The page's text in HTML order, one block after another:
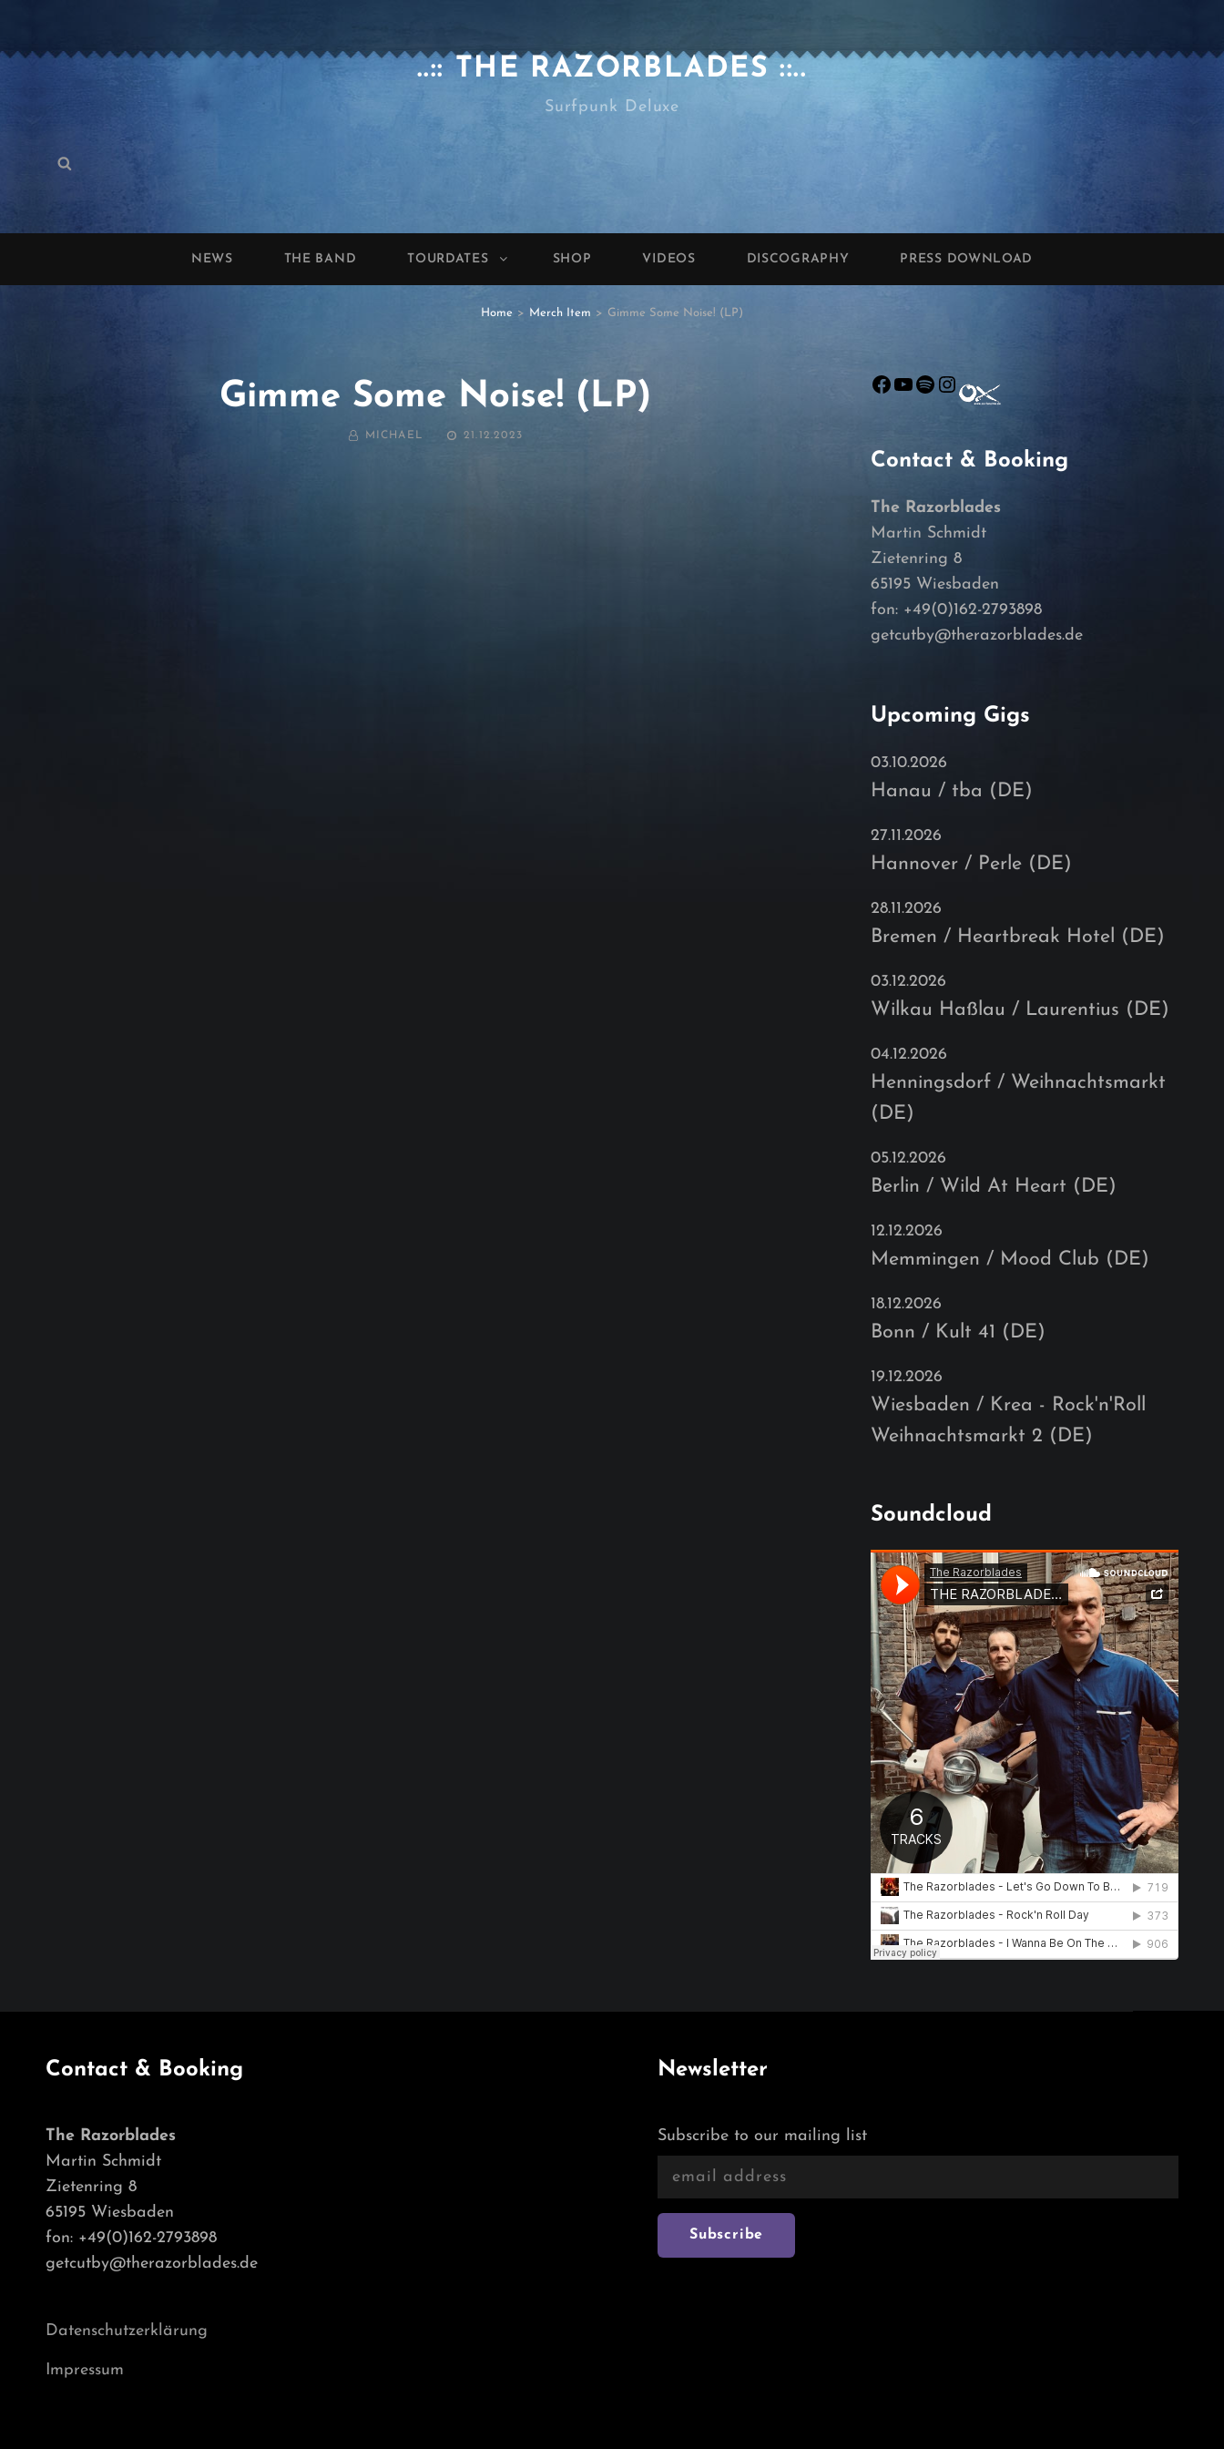
..:: THE RAZORBLADES ::..
Surfpunk Deluxe
Search
NEWS THE BAND TOURDATES SHOP VIDEOS DISCOGRAPHY PRESS DOWNLOAD
Home > Merch Item > Gimme Some Noise! (LP)
Gimme Some Noise! (LP)
BY MICHAEL
POSTED
21.12.2023
Facebook
YouTube
Spotify
Instagram
Contact & Booking
The Razorblades
Martin Schmidt
Zietenring 8
65195 Wiesbaden
fon: +49(0)162-2793898
getcutby@therazorblades.de
Upcoming Gigs
03.10.2026
Hanau / tba (DE)
27.11.2026
Hannover / Perle (DE)
28.11.2026
Bremen / Heartbreak Hotel (DE)
03.12.2026
Wilkau Haßlau / Laurentius (DE)
04.12.2026
Henningsdorf / Weihnachtsmarkt
(DE)
05.12.2026
Berlin / Wild At Heart (DE)
12.12.2026
Memmingen / Mood Club (DE)
18.12.2026
Bonn / Kult 41 (DE)
19.12.2026
Wiesbaden / Krea - Rock'n'Roll
Weihnachtsmarkt 2 (DE)
Soundcloud
Contact & Booking
The Razorblades
Martin Schmidt
Zietenring 8
65195 Wiesbaden
fon: +49(0)162-2793898
getcutby@therazorblades.de
Datenschutzerklärung
Impressum
Newsletter
Subscribe to our mailing list